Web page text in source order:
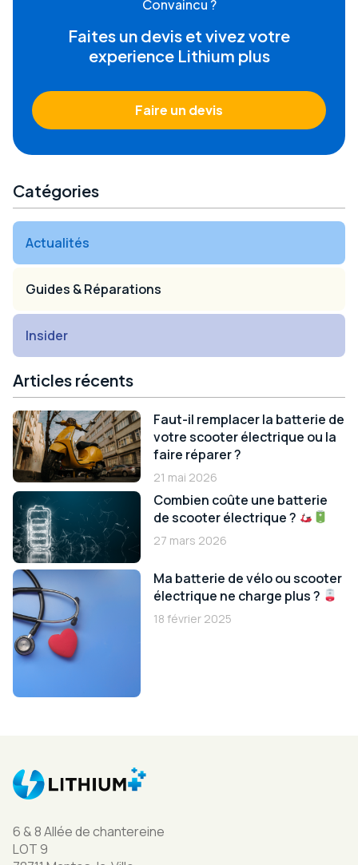
Convaincu ?
Faites un devis et vivez votre
experience Lithium plus
Faire un devis
Catégories
Actualités
Guides & Réparations
Insider
Articles récents
Faut-il remplacer la batterie de
votre scooter électrique ou la
faire réparer ?
21 mai 2026
Combien coûte une batterie
de scooter électrique ?
27 mars 2026
Ma batterie de vélo ou scooter
électrique ne charge plus ?
18 février 2025
6 & 8 Allée de chantereine
LOT 9